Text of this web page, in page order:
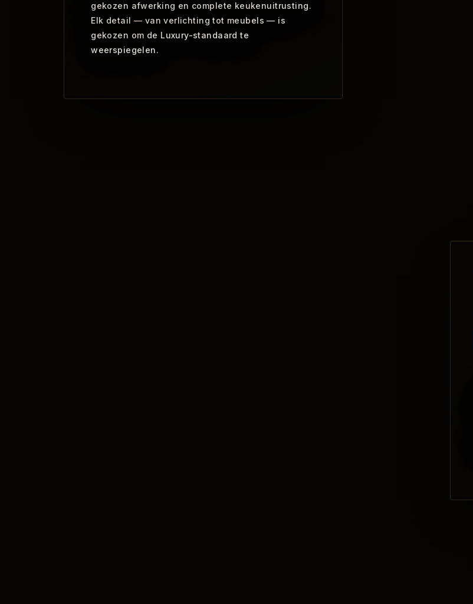
gekozen afwerking en complete keukenuitrusting.
Elk detail — van verlichting tot meubels — is
gekozen om de Luxury-standaard te
weerspiegelen.